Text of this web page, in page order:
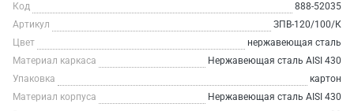
Код
888-52035
Артикул
ЗПВ-120/100/К
Цвет
нержавеющая сталь
Материал каркаса
Нержавеющая сталь AISI 430
Упаковка
картон
Материал корпуса
Нержавеющая сталь AISI 430